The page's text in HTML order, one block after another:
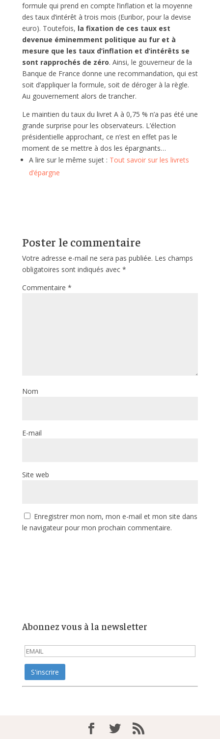
formule qui prend en compte l’inflation et la moyenne
des taux d’intérêt à trois mois (Euribor, pour la devise
euro). Toutefois, la fixation de ces taux est
devenue éminemment politique au fur et à
mesure que les taux d’inflation et d’intérêts se
sont rapprochés de zéro. Ainsi, le gouverneur de la
Banque de France donne une recommandation, qui est
soit d’appliquer la formule, soit de déroger à la règle.
Au gouvernement alors de trancher.
Le maintien du taux du livret A à 0,75 % n’a pas été une
grande surprise pour les observateurs. L’élection
présidentielle approchant, ce n’est en effet pas le
moment de se mettre à dos les épargnants…
A lire sur le même sujet : Tout savoir sur les livrets
d’épargne
Poster le commentaire
Votre adresse e-mail ne sera pas publiée. Les champs
obligatoires sont indiqués avec *
Commentaire *
Nom
E-mail
Site web
Enregistrer mon nom, mon e-mail et mon site dans
le navigateur pour mon prochain commentaire.
Abonnez vous à la newsletter